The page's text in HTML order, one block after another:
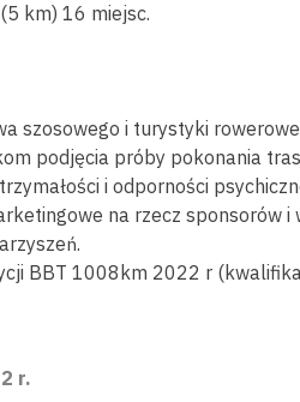
km) 16 miejsc.
szosowego i turystyki
podjęcia próby pokonania
i odporności
na rzecz sponsorów
BBT 1008km 2022 r
r.